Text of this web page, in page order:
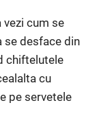
cum se
se desface din
chiftelutele
cu
pe servetele